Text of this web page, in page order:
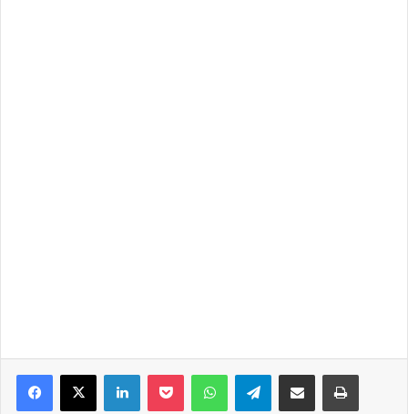
Facebook
X LinkedInPocket WhatsAppTelegramShare via Email Print